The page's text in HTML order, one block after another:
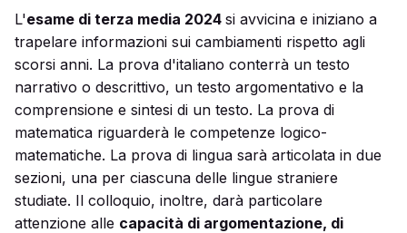
L'esame di terza media 2024 si avvicina e iniziano a
trapelare informazioni sui cambiamenti rispetto agli
scorsi anni. La prova d'italiano conterrà un testo
narrativo o descrittivo, un testo argomentativo e la
comprensione e sintesi di un testo. La prova di
matematica riguarderà le competenze logico-
matematiche. La prova di lingua sarà articolata in due
sezioni, una per ciascuna delle lingue straniere
studiate. Il colloquio, inoltre, darà particolare
attenzione alle capacità di argomentazione, di